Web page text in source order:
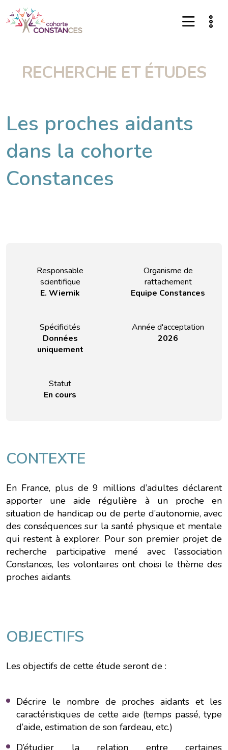
RECHERCHE ET ÉTUDES
Les proches aidants
dans la cohorte
Constances
Responsable
scientifique
E. Wiernik
Organisme de
rattachement
Equipe Constances
Spécificités
Données
uniquement
Année d'acceptation
2026
Statut
En cours
CONTEXTE
En France, plus de 9 millions d’adultes déclarent
apporter une aide régulière à un proche en
situation de handicap ou de perte d’autonomie, avec
des conséquences sur la santé physique et mentale
qui restent à explorer. Pour son premier projet de
recherche participative mené avec l’association
Constances, les volontaires ont choisi le thème des
proches aidants.
OBJECTIFS
Les objectifs de cette étude seront de :
Décrire le nombre de proches aidants et les
caractéristiques de cette aide (temps passé, type
d’aide, estimation de son fardeau, etc.)
D’étudier la relation entre certaines